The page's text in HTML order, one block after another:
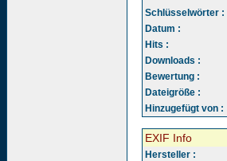
Schlüsselwörter :
Datum :
Hits :
Downloads :
Bewertung :
Dateigröße :
Hinzugefügt von :
EXIF Info
Hersteller :